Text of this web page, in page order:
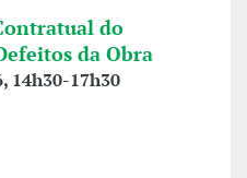
do
da Obra
14h30-17h30